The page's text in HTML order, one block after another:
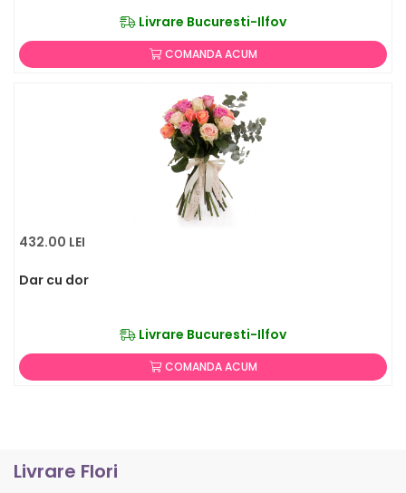
Livrare Bucuresti-Ilfov
COMANDA ACUM
432.00 LEI
Dar cu dor
Livrare Bucuresti-Ilfov
COMANDA ACUM
Livrare Flori